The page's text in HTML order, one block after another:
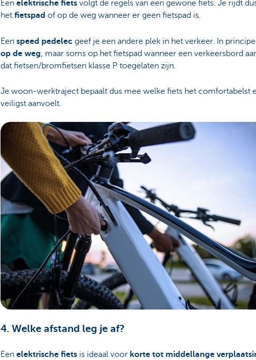
Een elektrische fietsvolgt de regels van een gewone fiets. Je rijdt
het fietspad of op de weg wanneer er geen fietspad is.
Een speed pedelecgeef je een andere plek in het verkeer. In
op de weg , maar soms op het fietspad wanneer een verkeersbord
dat fietsen/bromfietsen klasse P toegelaten zijn.
Je woon-werktraject bepaalt dus mee welke fiets het comfortabelst
veiligst aanvoelt.
4. Welke afstand leg je af?
Eenelektrische fietsis ideaal voor korte tot middellange